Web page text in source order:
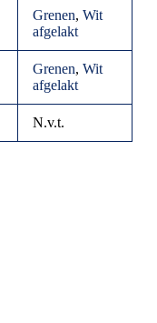
Grenen, Wit
afgelakt
Grenen, Wit
afgelakt
N.v.t.